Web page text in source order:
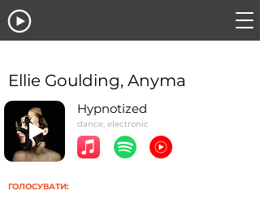
Ellie Goulding, Anyma
Hypnotized
dance, electronic
ГОЛОСУВАТИ: